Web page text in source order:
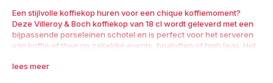
18
cl
incl.
Een stijlvolle koffiekop huren voor een chique koffiemoment?
Deze Villeroy & Boch koffiekop van 18 cl wordt geleverd met een
bijpassende porseleinen schotel en is perfect voor het serveren
van koffie of thee op zakelijke events, bruiloften of high teas. Het
lees meer